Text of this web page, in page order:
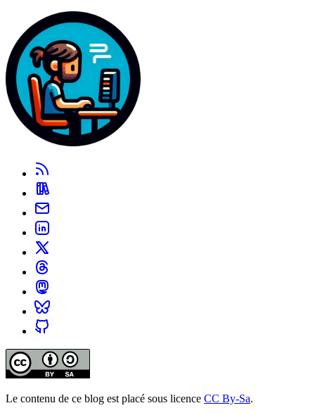
Le contenu de ce blog est placé sous licence CC By-Sa.